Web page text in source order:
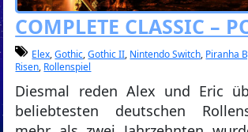
COMPLETE CLASSIC –
Elex,Gothic,Gothic II, Nintendo Switch, Piranha
Risen, Rollenspiel
Diesmal reden Alex und Eric
beliebtesten deutschen